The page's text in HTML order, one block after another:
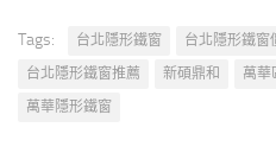
Tags: 台北隱形鐵窗 台北隱形鐵窗
台北隱形鐵窗推薦
新碩鼎和 萬華
萬華隱形鐵窗